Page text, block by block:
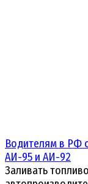
Водителям в РФ
АИ-95 и АИ-92
Заливать